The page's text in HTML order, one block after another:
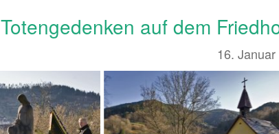
Totengedenken auf dem
16.